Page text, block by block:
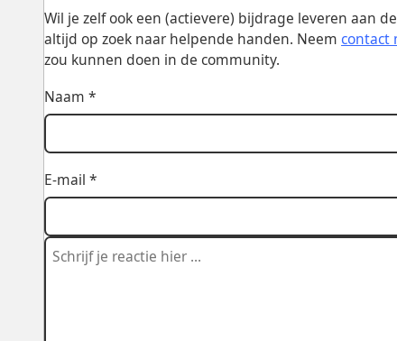
Wil je zelf ook een (actievere) bijdrage leveren aan
altijd op zoek naar helpende handen. Neemcontact
zou kunnen doen in de community.
Naam *
E-mail *